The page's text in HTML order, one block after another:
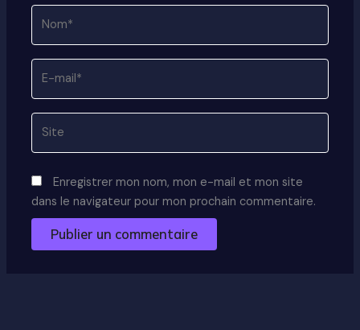
Nom*
E-
mail*
Site
Enregistrer mon nom, mon e-mail et mon site
dans le navigateur pour mon prochain commentaire.